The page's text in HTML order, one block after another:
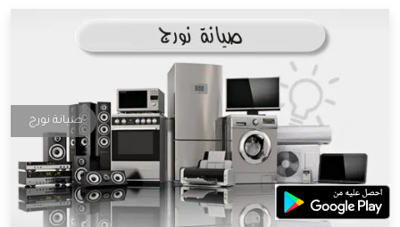
صيانة نورج